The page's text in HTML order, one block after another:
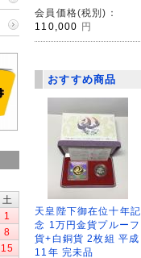
会員価格(税別)：
110,000
円
おすすめ商品
天皇陛下御在位十年記
念 1万円金貨プルーフ
貨+白銅貨 2枚組 平成
11年 完未品
土
1
8
15